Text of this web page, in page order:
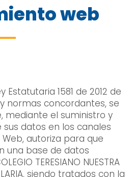
web
Estatutaria 1581 de 2012 de
normas concordantes, se
mediante el suministro y
datos en los canales
autoriza para que
una base de datos
TERESIANO NUESTRA
siendo tratados con la